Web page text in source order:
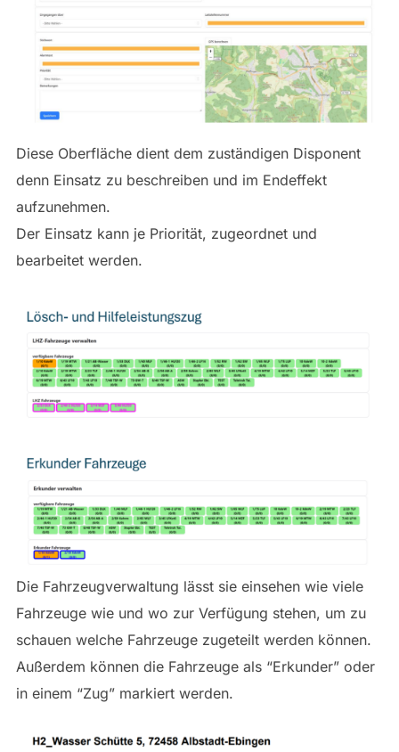
Diese Oberfläche dient dem zuständigen Disponent
denn Einsatz zu beschreiben und im Endeffekt
aufzunehmen.
Der Einsatz kann je Priorität, zugeordnet und
bearbeitet werden.
Die Fahrzeugverwaltung lässt sie einsehen wie viele
Fahrzeuge wie und wo zur Verfügung stehen, um zu
schauen welche Fahrzeuge zugeteilt werden können.
Außerdem können die Fahrzeuge als “Erkunder” oder
in einem “Zug” markiert werden.